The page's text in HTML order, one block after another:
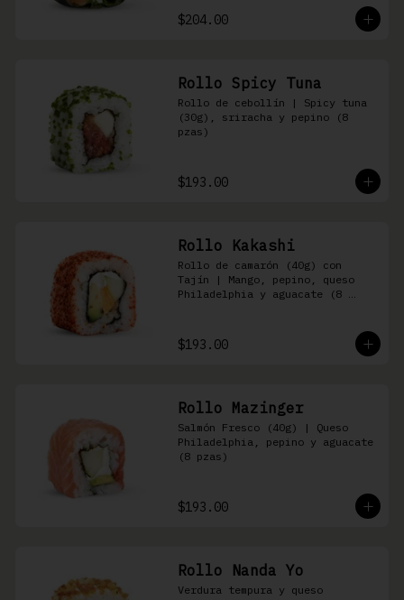
$204.00
Rollo Spicy Tuna
Rollo de cebollín | Spicy tuna
(30g), sriracha y pepino (8
pzas)
$193.00
Rollo Kakashi
Rollo de camarón (40g) con
Tajín | Mango, pepino, queso
Philadelphia y aguacate (8
$193.00
Rollo Mazinger
Salmón Fresco (40g) | Queso
Philadelphia, pepino y aguacate
(8 pzas)
$193.00
Rollo Nanda Yo
Verdura tempura y queso